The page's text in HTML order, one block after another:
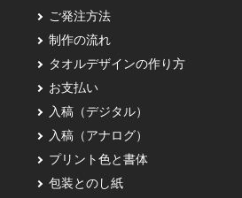
ご発注方法
制作の流れ
タオルデザインの作り方
お支払い
入稿（デジタル）
入稿（アナログ）
プリント色と書体
包装とのし紙